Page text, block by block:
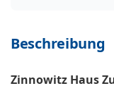
Beschreibung
Zinnowitz Haus